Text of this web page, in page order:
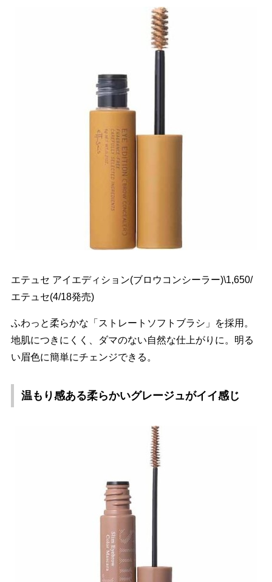
エテュセ アイエディション(ブロウコンシーラー)\1,650/
エテュセ(4/18発売)
ふわっと柔らかな「ストレートソフトブラシ」を採用。
地肌につきにくく、ダマのない自然な仕上がりに。明る
い眉色に簡単にチェンジできる。
温もり感ある柔らかいグレージュがイイ感じ